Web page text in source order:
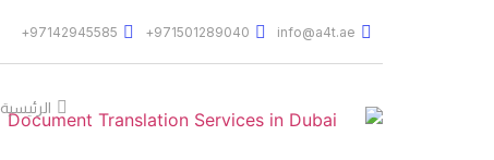
info@a4t.ae
971501289040+
97142945585+
الرئيسية